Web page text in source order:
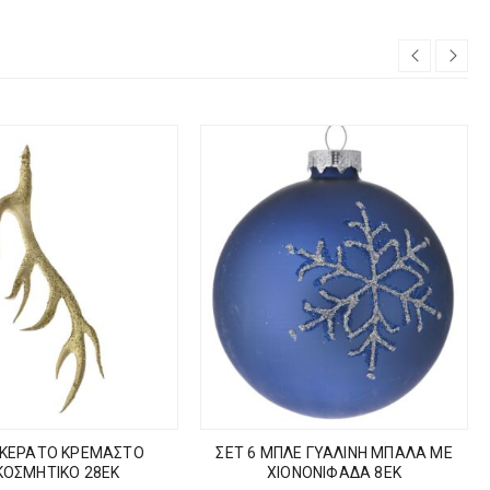
ΚΡΕΜΑΣΤΟ
28ΕΚ
ΣΕΤ 6 ΜΠΛΕ ΓΥΑΛΙΝΗ ΜΠΑΛΑ ΜΕ
ΧΙΟΝΟΝΙΦΑΔΑ 8ΕΚ